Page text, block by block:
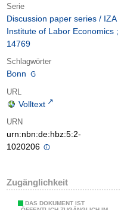
Serie
Discussion paper series / IZA
Institute of Labor Economics ;
14769
Schlagwörter
Bonn
URL
Volltext
URN
urn:nbn:de:hbz:5:2-
1020206
Zugänglichkeit
DAS DOKUMENT IST